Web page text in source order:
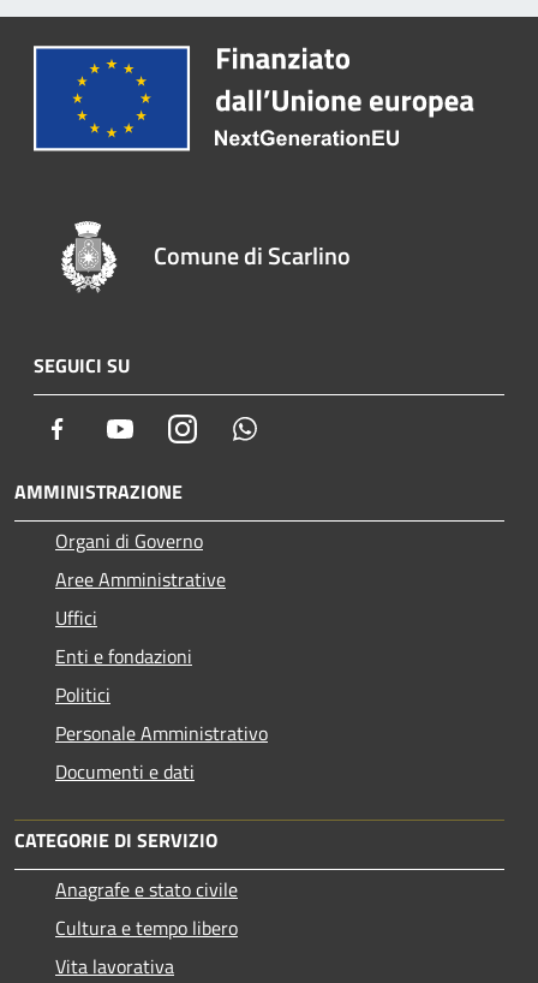
Comune di Scarlino
SEGUICI SU
Facebook YoutubeInstagram
AMMINISTRAZIONE
Organi di Governo
Aree Amministrative
Uffici
Enti e fondazioni
Politici
Personale Amministrativo
Documenti e dati
CATEGORIE DI SERVIZIO
Anagrafe e stato civile
Cultura e tempo libero
Vita lavorativa